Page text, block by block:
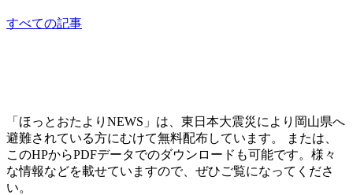
すべての記事
「ほっとおたよりNEWS」は、東日本大震災により岡山県へ
避難されている方にむけて無料配布しています。 または、
このHPからPDFデータでのダウンロードも可能です。様々
な情報などを載せていますので、ぜひご覧になってくださ
い。